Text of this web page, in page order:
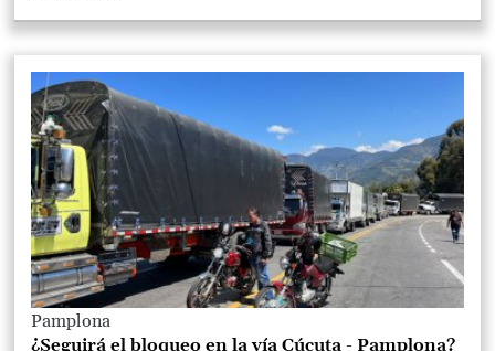
Pamplona
¿Seguirá el bloqueo en la vía Cúcuta - Pamplona?